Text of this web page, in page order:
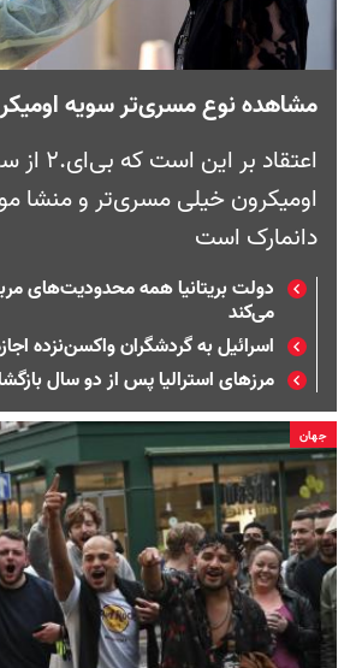
مشاهده نوع مسری‌تر سویه
اعتقاد بر
اومیکرون خیلی مسری‌تر و منشا
دانمارک است
دولت بریتانیا همه محدودیت‌های
می‌کند
اسرائیل به گردشگران واکسن‌نزده
مرزهای استرالیا پس از دو سال
جهان